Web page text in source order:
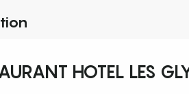
HOTEL LES